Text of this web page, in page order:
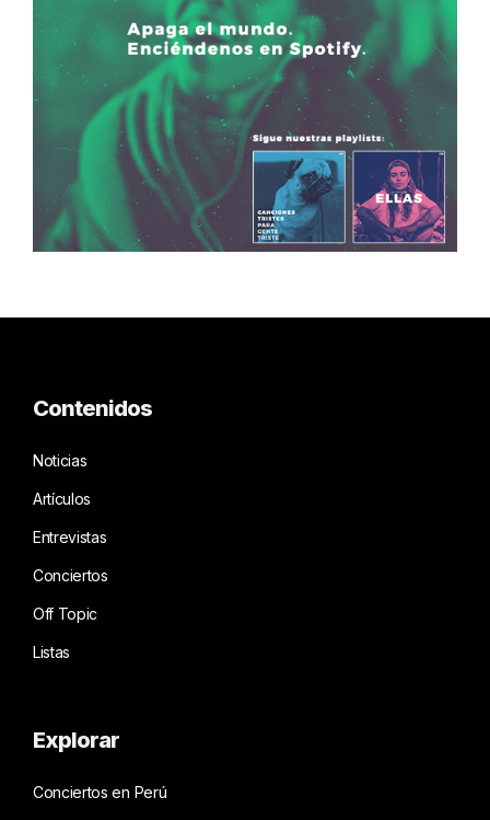
Contenidos
Noticias
Artículos
Entrevistas
Conciertos
Off Topic
Listas
Explorar
Conciertos en Perú